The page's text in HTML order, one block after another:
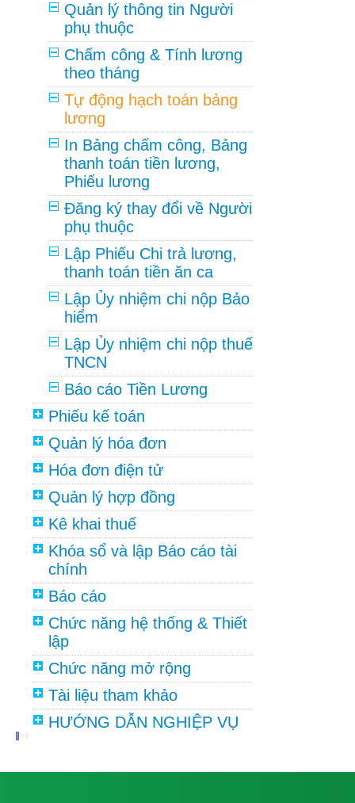
Quản lý thông tin Người
phụ thuộc
Chấm công & Tính lương
theo tháng
Tự động hạch toán bảng
lương
In Bảng chấm công, Bảng
thanh toán tiền lương,
Phiếu lương
Đăng ký thay đổi về Người
phụ thuộc
Lập Phiếu Chi trả lương,
thanh toán tiền ăn ca
Lập Ủy nhiệm chi nộp Bảo
hiểm
Lập Ủy nhiệm chi nộp thuế
TNCN
Báo cáo Tiền Lương
Phiếu kế toán
Quản lý hóa đơn
Hóa đơn điện tử
Quản lý hợp đồng
Kê khai thuế
Khóa sổ và lập Báo cáo tài
chính
Báo cáo
Chức năng hệ thống & Thiết
lập
Chức năng mở rộng
Tài liệu tham khảo
HƯỚNG DẪN NGHIỆP VỤ